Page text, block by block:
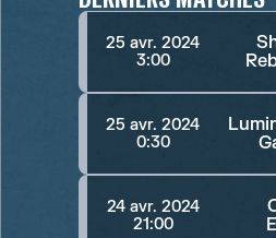
25 avr. 2024
3:00
25 avr. 2024
0:30
24 avr. 2024
21:00